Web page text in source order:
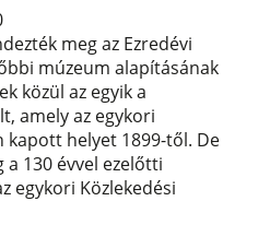
meg az Ezredévi
múzeum alapításának
közül az egyik a
amely az egykori
kapott helyet 1899-től. De
130 évvel ezelőtti
egykori Közlekedési